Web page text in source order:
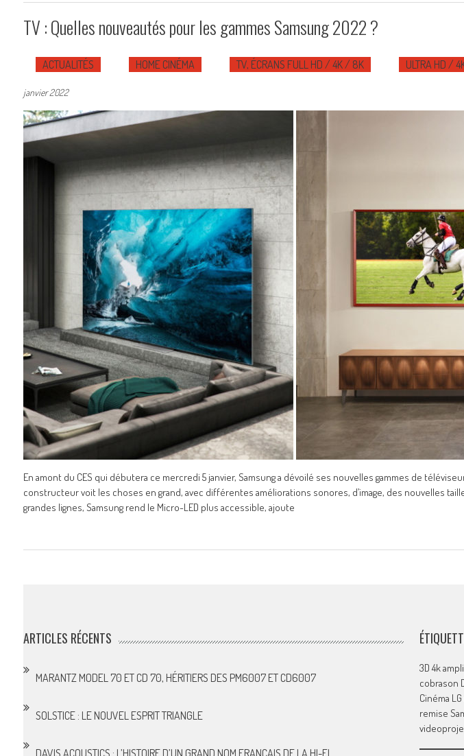
TV : Quelles nouveautés pour les gammes Samsung 2022 ?
ACTUALITÉS HOME CINÉMA TV, ÉCRANS FULL HD / 4K / 8K ULTRA HD /
janvier 2022
En amont du CES qui débutera ce mercredi 5 janvier, Samsung a dévoilé ses nouvelles gammes de
constructeur voit les choses en grand, avec différentes améliorations sonores, d’image, des nouvelles
grandes lignes, Samsung rend le Micro-LED plus accessible, ajoute
ARTICLES RÉCENTS
MARANTZ MODEL 70 ET CD 70, HÉRITIERS DES PM6007 ET CD6007
SOLSTICE : LE NOUVEL ESPRIT TRIANGLE
DAVIS ACOUSTICS : L’HISTOIRE D’UN GRAND NOM FRANÇAIS DE LA HI-FI
3D 4kampli
cobrason
Cinéma LG
remise